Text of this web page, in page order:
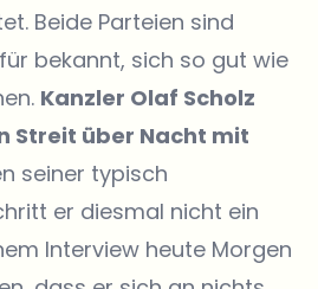
Beide Parteien sind
bekannt, sich so gut wie
Kanzler Olaf Scholz
Streit über Nacht mit
seiner typisch
er diesmal nicht ein
Interview heute Morgen